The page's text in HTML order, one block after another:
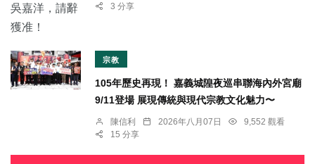
3 分享
宗教
105年歷史再現！ 嘉義城隍夜巡串聯海內外宮廟
9/11登場 展現傳統與現代宗教文化魅力〜
陳信利 2026年八月07日
9,552 觀看
15 分享